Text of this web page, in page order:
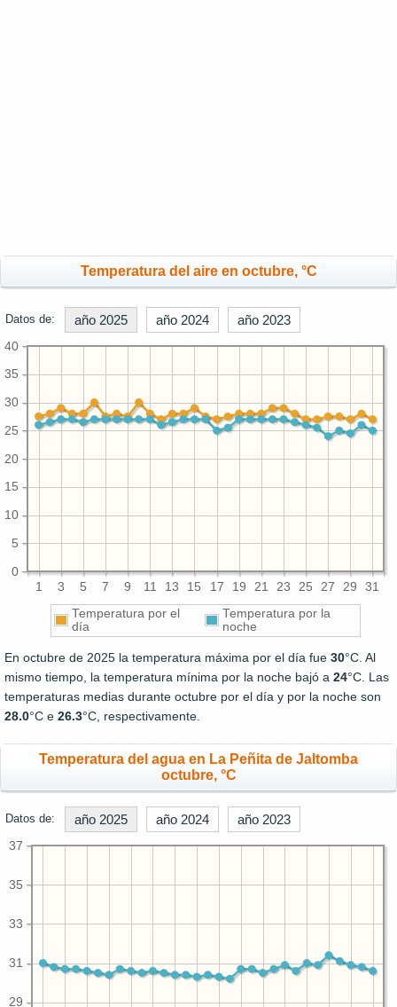
Temperatura del aire en octubre, °C
Datos de: año 2025 año 2024 año 2023
1 3 5 7 9 11 13 15 17 19 21 23 25 27 29 31
0
5
10
15
20
25
30
35
40
Temperatura por el
día
Temperatura por la
noche
En octubre de 2025 la temperatura máxima por el día fue 30°C. Al
mismo tiempo, la temperatura mínima por la noche bajó a 24°C. Las
temperaturas medias durante octubre por el día y por la noche son
28.0°C e 26.3°C, respectivamente.
Temperatura del agua en La Peñita de Jaltomba
octubre, °C
Datos de: año 2025 año 2024 año 2023
29
31
33
35
37